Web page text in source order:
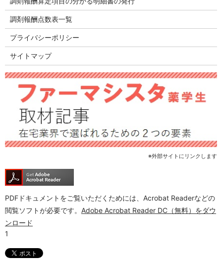
調剤報酬点数表一覧
プライバシーポリシー
サイトマップ
※外部サイトにリンクします
PDFドキュメントをご覧いただくためには、Acrobat Readerなどの
閲覧ソフトが必要です。 Adobe Acrobat Reader DC（無料）をダウ
ンロード